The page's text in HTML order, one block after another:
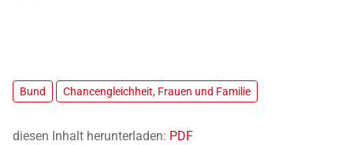
Bund Chancengleichheit, Frauen und Familie
diesen Inhalt herunterladen: PDF